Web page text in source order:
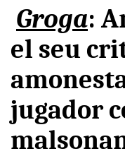
Groga:
el seu
jugador